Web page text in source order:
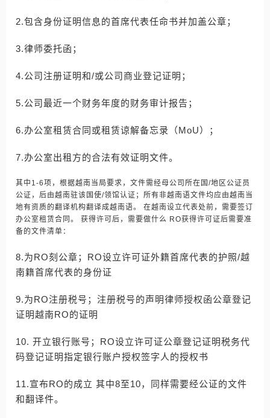
2.包含身份证明信息的首席代表任命书并加盖公章；
3.律师委托函；
4.公司注册证明和/或公司商业登记证明；
5.公司最近一个财务年度的财务审计报告；
6.办公室租赁合同或租赁谅解备忘录（MoU）；
7.办公室出租方的合法有效证明文件。
其中1-6项，根据越南当局要求，文件需经母公司所在国/地区公证员
公证，后由越南驻该国使/领馆认证；所有非越南语文件均应由越南当
地有资质的翻译机构翻译成越南语。 在越南设立代表处前，需要签订
办公室租赁合同。 获得许可后，需要做什么 RO获得许可证后需要准
备的文件清单：
8.为RO刻公章；RO设立许可证外籍首席代表的护照/越
南籍首席代表的身份证
9.为RO注册税号；注册税号的声明律师授权函公章登记
证明越南RO的证明
10. 开立银行账号；RO设立许可证公章登记证明税务代
码登记证明指定银行账户授权签字人的授权书
11.宣布RO的成立 其中8至10，同样需要经公证的文件
和翻译件。